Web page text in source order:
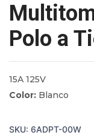
Polo a
15A 125V
Color: Blanco
SKU: 6ADPT-00W